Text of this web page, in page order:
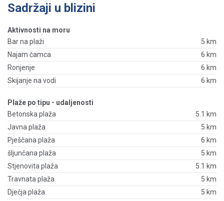
Sadržaji u blizini
Aktivnosti na moru
Bar na plaži
5 km
Najam čamca
6 km
Ronjenje
6 km
Skijanje na vodi
6 km
Plaže po tipu - udaljenosti
Betonska plaža
5.1 km
Javna plaža
5 km
Pješčana plaža
6 km
šljunčana plaža
5 km
Stjenovita plaža
5.1 km
Travnata plaža
5 km
Dječja plaža
5 km